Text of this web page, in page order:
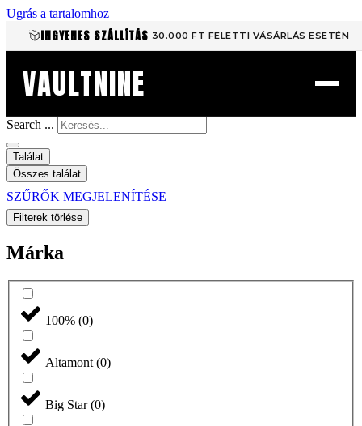
Ugrás a tartalomhoz
INGYENES SZÁLLÍTÁS 30.000 FT FELETTI VÁSÁRLÁS ESETÉN
VAULTNINE
Search ...
Találat
Összes találat
SZŰRŐK MEGJELENÍTÉSE
Filterek törlése
Márka
100% (0)
Altamont(0)
Big Star(0)